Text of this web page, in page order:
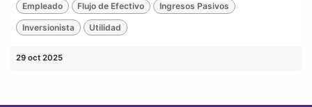
Empleado Flujo de Efectivo Ingresos Pasivos
Inversionista Utilidad
29 oct 2025